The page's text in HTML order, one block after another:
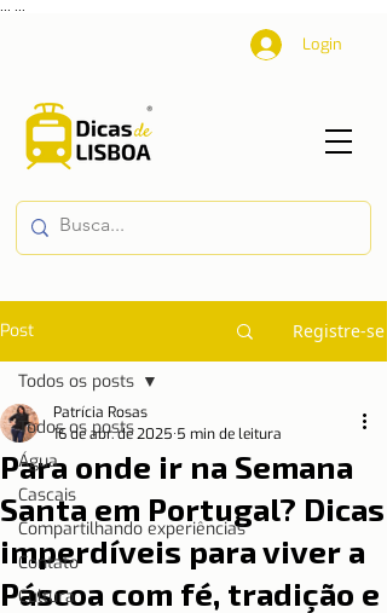
Login
Post Registre-se
Todos os posts
Água
Cascais
Compartilhando experiências
Contato
Cultura
Todos os posts
Para onde ir na Semana
Santa em Portugal? Dicas
imperdíveis para viver a
Páscoa com fé, tradição e
Patrícia Rosas
16 de abr. de 2025 5 min de leitura